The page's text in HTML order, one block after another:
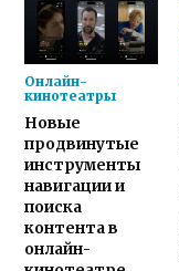
Онлайн-
кинотеатры
Новые
продвинутые
инструменты
навигации и
поиска
контента в
онлайн-